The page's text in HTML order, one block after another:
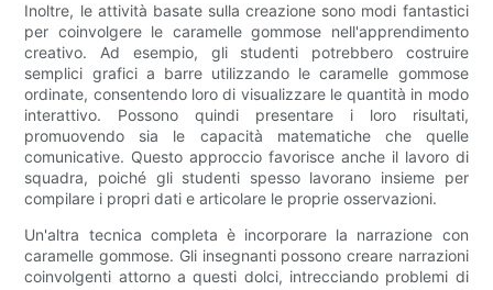
Inoltre, le attività basate sulla creazione sono modi fantastici
per coinvolgere le caramelle gommose nell'apprendimento
creativo. Ad esempio, gli studenti potrebbero costruire
semplici grafici a barre utilizzando le caramelle gommose
ordinate, consentendo loro di visualizzare le quantità in modo
interattivo. Possono quindi presentare i loro risultati,
promuovendo sia le capacità matematiche che quelle
comunicative. Questo approccio favorisce anche il lavoro di
squadra, poiché gli studenti spesso lavorano insieme per
compilare i propri dati e articolare le proprie osservazioni.
Un'altra tecnica completa è incorporare la narrazione con
caramelle gommose. Gli insegnanti possono creare narrazioni
coinvolgenti attorno a questi dolci, intrecciando problemi di